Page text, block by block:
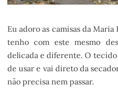
Eu adoro as camisas da
tenho com este mesmo
delicada e diferente. O
de usar e vai direto da
não precisa nem passar.